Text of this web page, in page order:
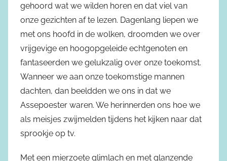
gehoord wat we wilden horen en dat viel van
onze gezichten af te lezen. Dagenlang liepen we
met ons hoofd in de wolken, droomden we over
vrijgevige en hoogopgeleide echtgenoten en
fantaseerden we gelukzalig over onze toekomst.
Wanneer we aan onze toekomstige mannen
dachten, dan beeldden we ons in dat we
Assepoester waren. We herinnerden ons hoe we
als meisjes zwijmelden tijdens het kijken naar dat
sprookje op tv.
Met een mierzoete glimlach en met glanzende